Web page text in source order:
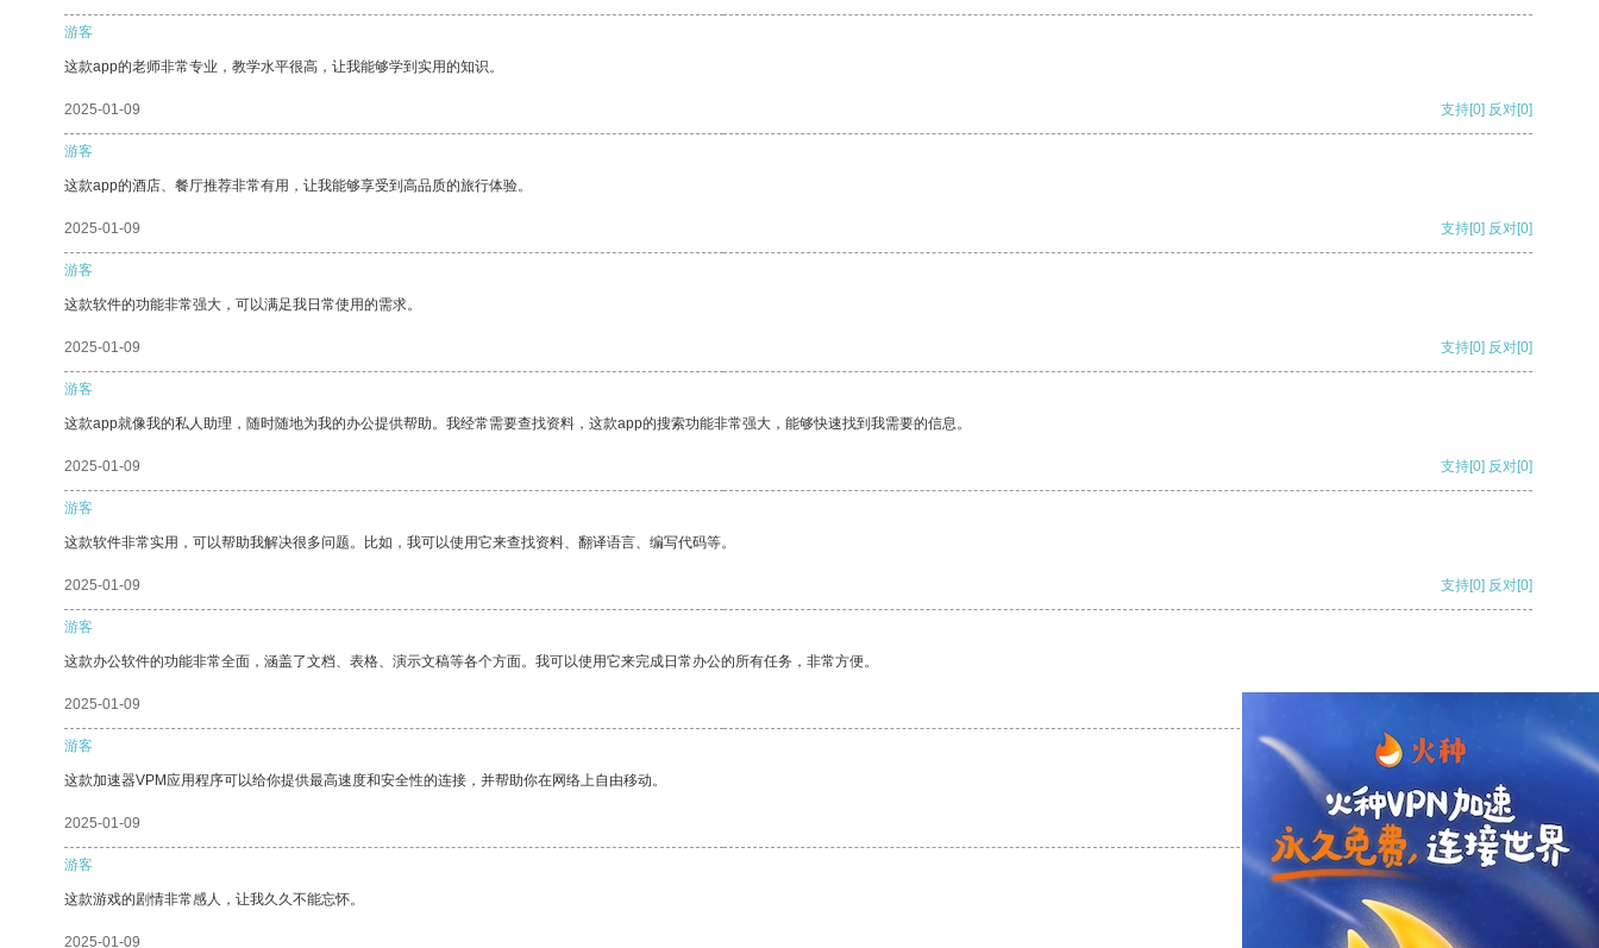
游客
这款app的老师非常专业，教学水平很高，让我能够学到实用的知识。
2025-01-09 支持[0] 反对[0]
游客
这款app的酒店、餐厅推荐非常有用，让我能够享受到高品质的旅行体验。
2025-01-09 支持[0] 反对[0]
游客
这款软件的功能非常强大，可以满足我日常使用的需求。
2025-01-09 支持[0] 反对[0]
游客
这款app就像我的私人助理，随时随地为我的办公提供帮助。我经常需要查找资料，这款app的搜索功能非常强大，能够快速找到我需要的信息。
2025-01-09 支持[0] 反对[0]
游客
这款软件非常实用，可以帮助我解决很多问题。比如，我可以使用它来查找资料、翻译语言、编写代码等。
2025-01-09 支持[0] 反对[0]
游客
这款办公软件的功能非常全面，涵盖了文档、表格、演示文稿等各个方面。我可以使用它来完成日常办公的所有任务，非常方便。
2025-01-09
游客
这款加速器VPM应用程序可以给你提供最高速度和安全性的连接，并帮助你在网络上自由移动。
2025-01-09 支持 [0] 反对 [0]
游客
这款游戏的剧情非常感人，让我久久不能忘怀。
2025-01-09 支持